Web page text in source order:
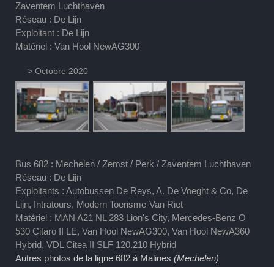
Zaventem Luchthaven
Réseau : De Lijn
Exploitant : De Lijn
Matériel : Van Hool NewAG300
> Octobre 2020
Bus 682 : Mechelen / Zemst / Perk / Zaventem Luchthaven
Réseau : De Lijn
Exploitants : Autobussen De Reys, A. De Voeght & Co, De
Lijn, Intratours, Modern Toerisme-Van Riet
Matériel : MAN A21 NL 283 Lion's City, Mercedes-Benz O
530 Citaro II LE, Van Hool NewAG300, Van Hool NewA360
Hybrid, VDL Citea II SLF 120.210 Hybrid
Autres photos de la ligne 682 à Malines (Mechelen)